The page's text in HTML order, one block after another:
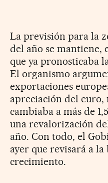
La previsión para la
del año se mantiene,
que ya pronosticaba
El organismo
exportaciones
apreciación del euro,
cambiaba a más de
una revalorización
año. Con todo, el
ayer que revisará a
crecimiento.